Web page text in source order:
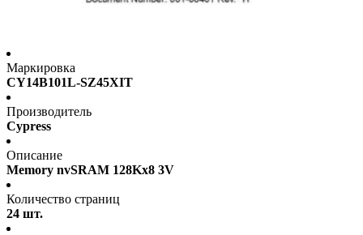
Маркировка
CY14B101L-SZ45XIT
Производитель
Cypress
Описание
Memory nvSRAM 128Kx8 3V
Количество страниц
24 шт.